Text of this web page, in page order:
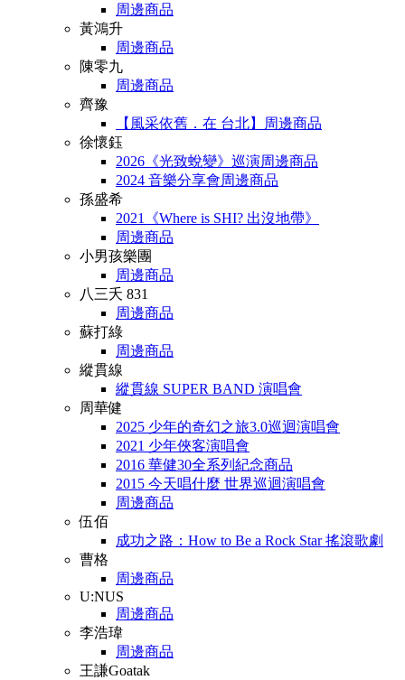
周邊商品
黃鴻升
周邊商品
陳零九
周邊商品
齊豫
【風采依舊．在 台北】周邊商品
徐懷鈺
2026《光致蛻變》巡演周邊商品
2024 音樂分享會周邊商品
孫盛希
2021《Where is SHI? 出沒地帶》
周邊商品
小男孩樂團
周邊商品
八三夭 831
周邊商品
蘇打綠
周邊商品
縱貫線
縱貫線 SUPER BAND 演唱會
周華健
2025 少年的奇幻之旅3.0巡迴演唱會
2021 少年俠客演唱會
2016 華健30全系列紀念商品
2015 今天唱什麼 世界巡迴演唱會
周邊商品
伍佰
成功之路：How to Be a Rock Star 搖滾歌劇
曹格
周邊商品
U:NUS
周邊商品
李浩瑋
周邊商品
王謙Goatak